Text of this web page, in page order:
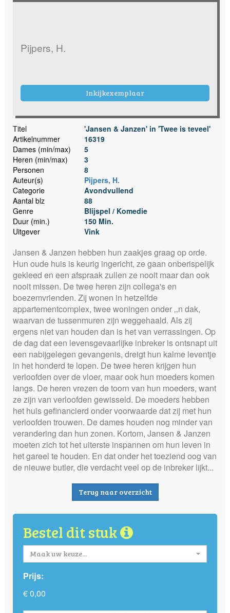
Pijpers, H.
Inkijkexemplaar
Titel
'Jansen & Janzen' in 'Twee is teveel'
Artikelnummer
16319
Dames (min/max)
5
Heren (min/max)
3
Personen
8
Auteur(s)
Pijpers, H.
Categorie
Avondvullend
Aantal blz
88
Genre
Blijspel / Komedie
Duur (min.)
150 Min.
Uitgever
Vink
Jansen & Janzen hebben hun zaakjes graag op orde.
Hun oude huis is keurig ingericht, ze gaan onberispelijk
gekleed en een afspraak zullen ze nooit maar dan ook
nooit missen. De twee heren zijn collega's en
boezemvrienden. Zij wonen in hetzelfde
appartementcomplex, twee woningen onder ‚‚n dak,
waarvan de tussenmuren zijn weggehaald. Als zij
ergens niet van houden dan is het van verrassingen. Op
de dag dat een levensgevaarlijke inbreker is ontsnapt uit
een nabijgelegen gevangenis, dreigt hun kalme leventje
in het honderd te lopen. De twee heren krijgen hun
verloofden over de vloer, maar ook hun moeders komen
langs. De heren vrezen de toorn van hun moeders, want
ze zijn van verloofden gewisseld. De moeders hebben
het huis gefinancierd onder voorwaarde dat zij met hun
verloofden trouwen. De dames houden nog minder van
verandering dan hun zonen. Kortom, Jansen & Janzen
moeten zich tot het uiterste inspannen om hun leven in
het gareel te houden. En dat onder het toeziend oog van
de nieuwe butler, die verdacht veel op de inbreker lijkt...
Terug naar overzicht
Bestel dit stuk
Maak uw keuze...
Prijs:
€ 0,00